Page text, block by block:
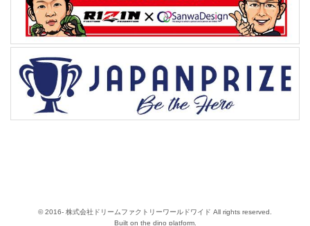
© 2016- 株式会社ドリームファクトリーワールドワイド All rights reserved.
Built on the dino platform.